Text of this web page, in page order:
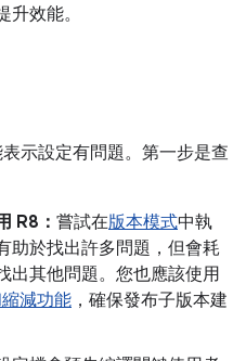
效能。
示設定有問題。第一步是查
R8： 嘗試在版本模式中執
助於找出許多問題，但會耗
出其他問題。您也應該使用
減功能 ，確保發布子版本建